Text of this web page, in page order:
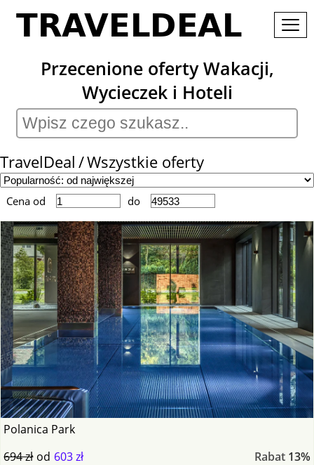
Przecenione oferty Wakacji,
Wycieczek i Hoteli
TravelDeal Wszystkie oferty
Cena od do
Polanica Park
694 zł od 603 zł Rabat 13%